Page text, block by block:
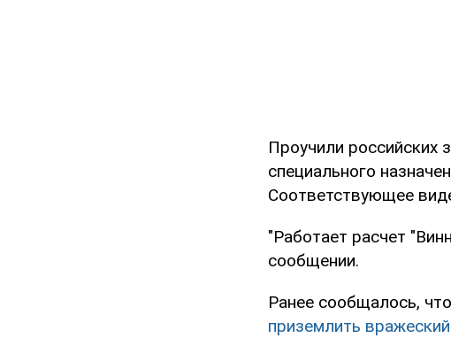
Проучили российских
специального
Соответствующее
"Работает расчет
сообщении.
Ранее сообщалось,
приземлить